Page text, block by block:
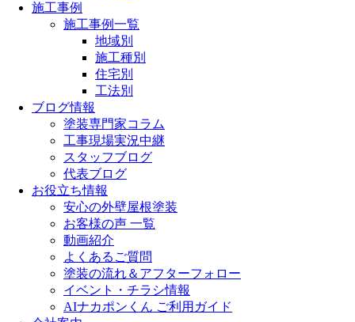
施工事例
施工事例一覧
地域別
施工種別
住宅別
工法別
ブログ情報
塗装専門家コラム
工事現場実況中継
スタッフブログ
代表ブログ
お役立ち情報
安心の外壁屋根塗装
お客様の声 一覧
動画紹介
よくあるご質問
塗装の流れ＆アフターフォロー
イベント・チラシ情報
AIナカポンくん ご利用ガイド